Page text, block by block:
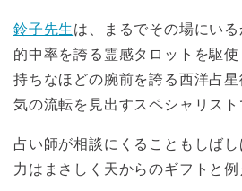
鈴子先生は、まるでその場にい
的中率を誇る霊感タロットを駆
持ちなほどの腕前を誇る西洋占
気の流転を見出すスペシャリスト
占い師が相談にくることもしば
力はまさしく天からのギフトと例